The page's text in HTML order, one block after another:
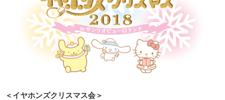
＜イヤホンズクリスマス会＞